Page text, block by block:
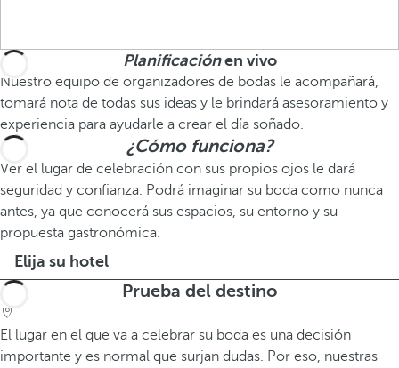
Planificaciónen vivo
Nuestro equipo de organizadores de bodas le acompañará,
tomará nota de todas sus ideas y le brindará asesoramiento y
experiencia para ayudarle a crear el día soñado.
¿Cómo funciona?
Ver el lugar de celebración con sus propios ojos le dará
seguridad y confianza. Podrá imaginar su boda como nunca
antes, ya que conocerá sus espacios, su entorno y su
propuesta gastronómica.
Elija su hotel
Prueba del destino
El lugar en el que va a celebrar su boda es una decisión
importante y es normal que surjan dudas. Por eso, nuestras